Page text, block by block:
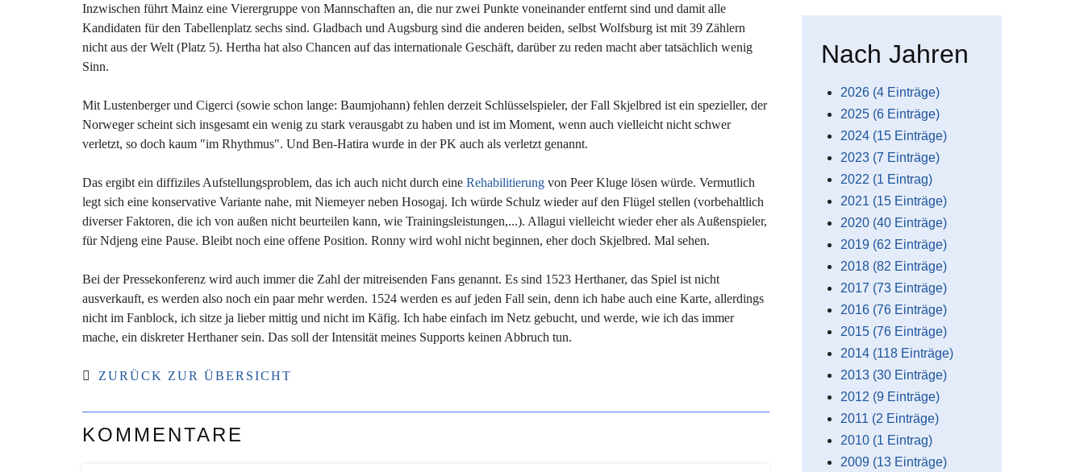
Inzwischen führt Mainz eine Vierergruppe von Mannschaften an, die nur zwei Punkte voneinander entfernt sind und damit alle
Kandidaten für den Tabellenplatz sechs sind. Gladbach und Augsburg sind die anderen beiden, selbst Wolfsburg ist mit 39 Zählern
nicht aus der Welt (Platz 5). Hertha hat also Chancen auf das internationale Geschäft, darüber zu reden macht aber tatsächlich wenig
Sinn.
Mit Lustenberger und Cigerci (sowie schon lange: Baumjohann) fehlen derzeit Schlüsselspieler, der Fall Skjelbred ist ein spezieller, der
Norweger scheint sich insgesamt ein wenig zu stark verausgabt zu haben und ist im Moment, wenn auch vielleicht nicht schwer
verletzt, so doch kaum "im Rhythmus". Und Ben-Hatira wurde in der PK auch als verletzt genannt.
Das ergibt ein diffiziles Aufstellungsproblem, das ich auch nicht durch eine Rehabilitierung von Peer Kluge lösen würde. Vermutlich
legt sich eine konservative Variante nahe, mit Niemeyer neben Hosogaj. Ich würde Schulz wieder auf den Flügel stellen (vorbehaltlich
diverser Faktoren, die ich von außen nicht beurteilen kann, wie Trainingsleistungen,...). Allagui vielleicht wieder eher als Außenspieler,
für Ndjeng eine Pause. Bleibt noch eine offene Position. Ronny wird wohl nicht beginnen, eher doch Skjelbred. Mal sehen.
Bei der Pressekonferenz wird auch immer die Zahl der mitreisenden Fans genannt. Es sind 1523 Herthaner, das Spiel ist nicht
ausverkauft, es werden also noch ein paar mehr werden. 1524 werden es auf jeden Fall sein, denn ich habe auch eine Karte, allerdings
nicht im Fanblock, ich sitze ja lieber mittig und nicht im Käfig. Ich habe einfach im Netz gebucht, und werde, wie ich das immer
mache, ein diskreter Herthaner sein. Das soll der Intensität meines Supports keinen Abbruch tun.
ZURÜCK ZUR ÜBERSICHT
KOMMENTARE
Nach Jahren
2026 (4 Einträge)
2025 (6 Einträge)
2024 (15 Einträge)
2023 (7 Einträge)
2022 (1 Eintrag)
2021 (15 Einträge)
2020 (40 Einträge)
2019 (62 Einträge)
2018 (82 Einträge)
2017 (73 Einträge)
2016 (76 Einträge)
2015 (76 Einträge)
2014 (118 Einträge)
2013 (30 Einträge)
2012 (9 Einträge)
2011 (2 Einträge)
2010 (1 Eintrag)
2009 (13 Einträge)